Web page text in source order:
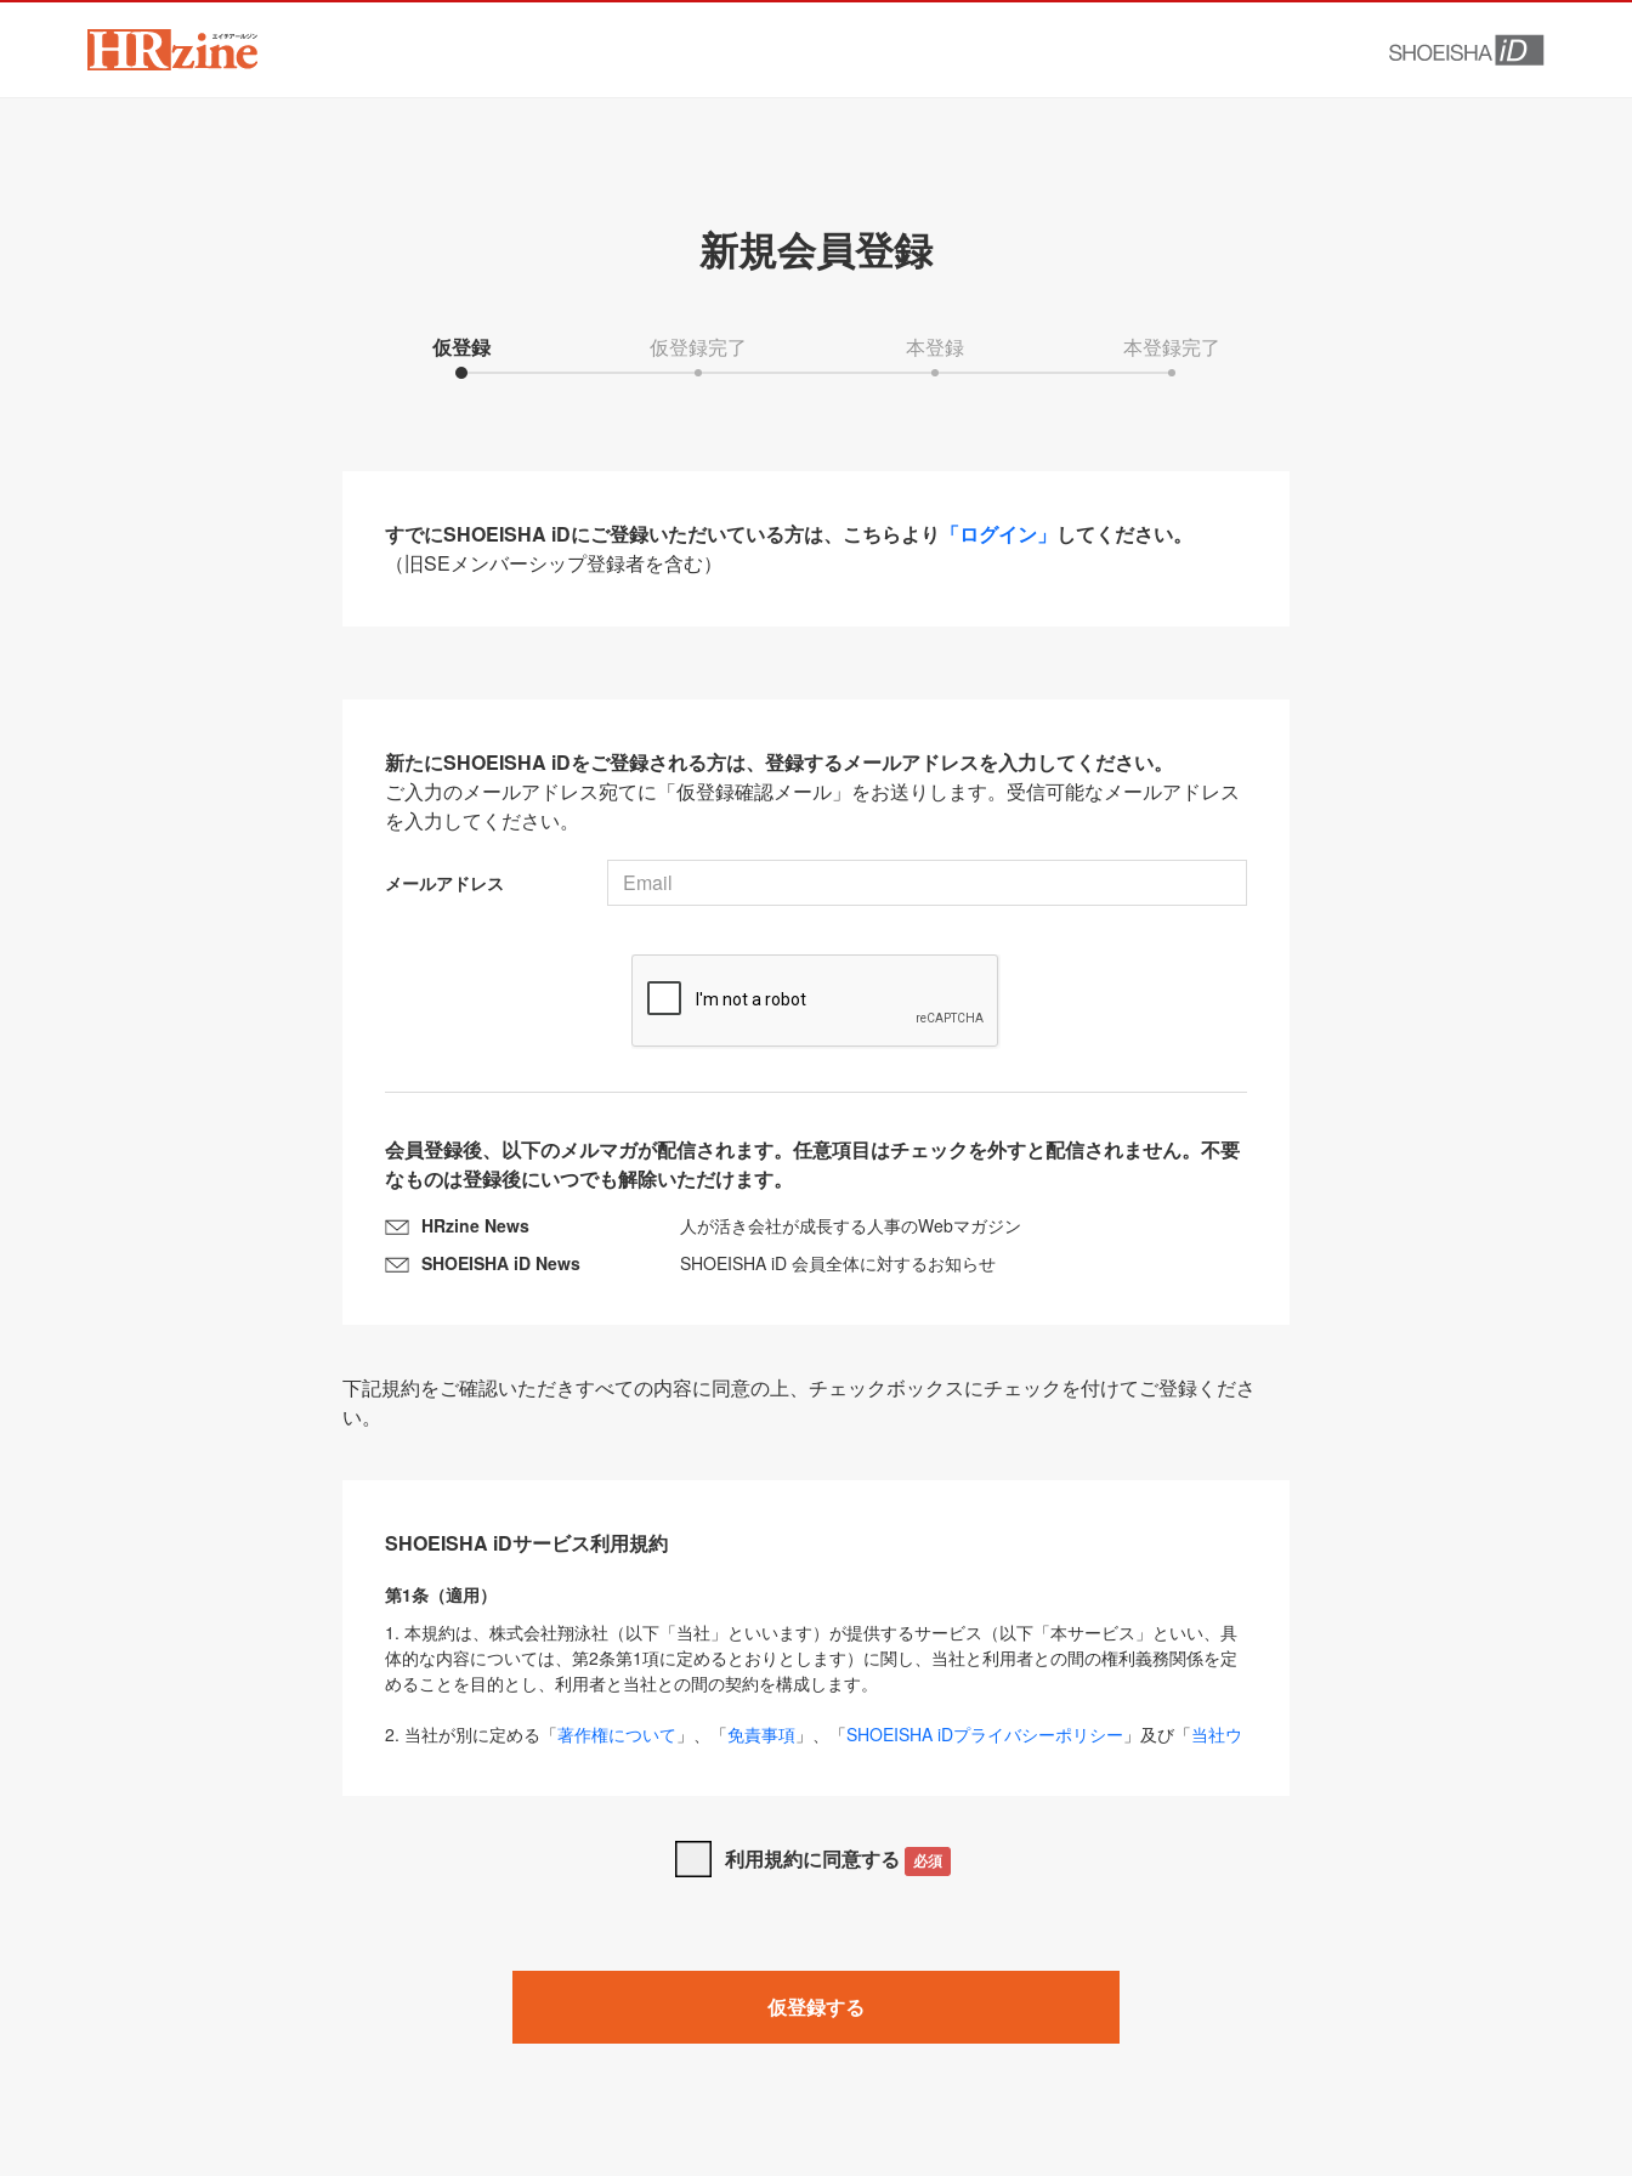
新規会員登録
仮登録 仮登録完了 本登録 本登録完了
すでにSHOEISHA iDにご登録いただいている方は、こちらより 「ログイン」 してください。
（旧SEメンバーシップ登録者を含む）
新たにSHOEISHA iDをご登録される方は、登録するメールアドレスを入力してください。
ご入力のメールアドレス宛てに「仮登録確認メール」をお送りします。受信可能なメールアドレス
を入力してください。
メールアドレス
会員登録後、以下のメルマガが配信されます。任意項目はチェックを外すと配信されません。不要
なものは登録後にいつでも解除いただけます。
HRzine News
人が活き会社が成長する人事のWebマガジン
SHOEISHA iD News
SHOEISHA iD 会員全体に対するお知らせ
下記規約をご確認いただきすべての内容に同意の上、チェックボックスにチェックを付けてご登録くださ
い。
SHOEISHA iDサービス利用規約
第1条（適用）
1. 本規約は、株式会社翔泳社（以下「当社」といいます）が提供するサービス（以下「本サービス」といい、具
体的な内容については、第2条第1項に定めるとおりとします）に関し、当社と利用者との間の権利義務関係を定
めることを目的とし、利用者と当社との間の契約を構成します。
2. 当社が別に定める「著作権について 」、「免責事項 」、「SHOEISHA iDプライバシーポリシー 」及び「当社ウ
は、本規約の規定が優先して適用されるものとします。
1. 「本サービス」とは、当社が提供する以下のサービス（名称や内容が変更された場合、変更後のサービスを含
みます）及びこれらサービスに関連して当社が実施するイベントやキャンペーンをいいます。
「SEBook」「SEShop」「CodeZine」「MarkeZine」「EnterpriseZine」「ECzine」「Biz/Zine」「HRzine」
利用規約に同意する 必須
仮登録する